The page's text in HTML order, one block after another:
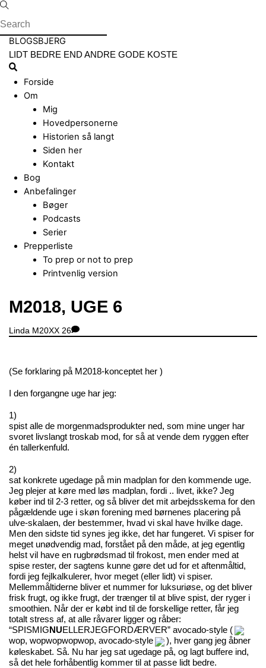
Skip
to
content
Menu
BLOGSBJERG
LIDT BEDRE END ANDRE GODE KOSTE
Search
Forside
Om
Mig
Hovedpersonerne
Historien så langt
Siden her
Kontakt
Bog
Anbefalinger
Bøger
Podcasts
Serier
Prepperliste
To prep or not to prep
Printvenlig version
Close
Menu
M2018, UGE 6
Linda M20XX 26
(Se forklaring på M2018-konceptet her)
I den forgangne uge har jeg:
1)
spist alle de morgenmadsprodukter ned, som mine unger har
svoret livslangt troskab mod, for så at vende dem ryggen efter
én tallerkenfuld.
2)
sat konkrete ugedage på min madplan for den kommende uge.
Jeg plejer at køre med løs madplan, fordi .. livet, ikke? Jeg
køber ind til 2-3 retter, og så bliver det mit arbejdsskema for den
pågældende uge i skøn forening med børnenes placering på
ulve-skalaen, der bestemmer, hvad vi skal have hvilke dage.
Men den sidste tid synes jeg ikke, det har fungeret. Vi spiser for
meget unødvendig mad, forstået på den måde, at jeg egentlig
helst vil have en rugbrødsmad til frokost, men ender med at
spise rester, der sagtens kunne gøre det ud for et aftenmåltid,
fordi jeg fejlkalkulerer, hvor meget (eller lidt) vi spiser.
Mellemmåltiderne bliver et nummer for luksuriøse, og det bliver
frisk frugt, og ikke frugt, der trænger til at blive spist, der ryger i
smoothien. Når der er købt ind til de forskellige retter, får jeg
totalt stress af, at alle råvarer ligger og råber:
“SPISMIGNUELLERJEGFORDÆRVER” avocado-style (
wop, wopwopwopwop, avocado-style
), hver gang jeg åbner
køleskabet. Så. Nu har jeg sat ugedage på, og lagt buffere ind,
så det hele forhåbentlig kommer til at passe lidt bedre.